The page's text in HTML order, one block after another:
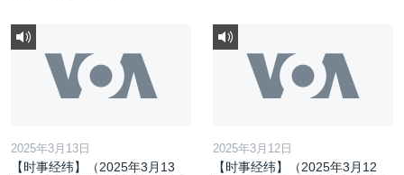
2025年3月13日
【时事经纬】（2025年3月13
2025年3月12日
【时事经纬】（2025年3月12